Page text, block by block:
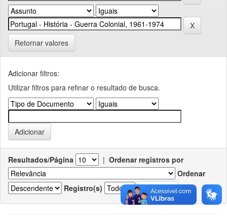
Retornar valores
Adicionar filtros:
Utilizar filtros para refinar o resultado de busca.
Resultados/Página | Ordenar registros por
Ordenar
Registro(s)